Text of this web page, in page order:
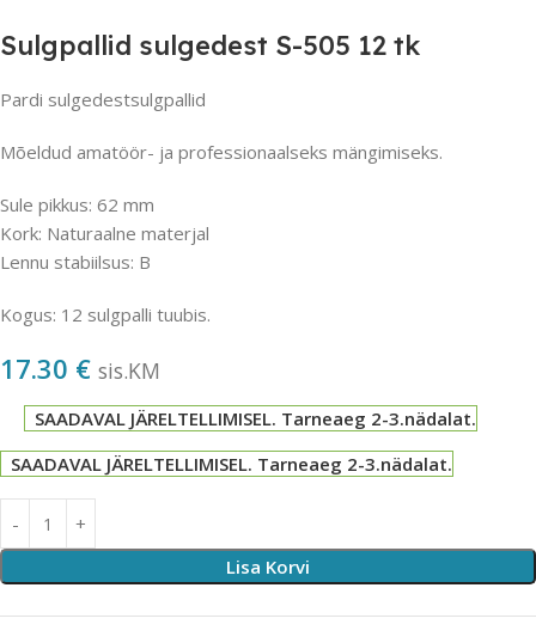
Sulgpallid sulgedest S-505 12 tk
Pardi sulgedestsulgpallid
Mõeldud amatöör- ja professionaalseks mängimiseks.
Sule pikkus: 62 mm
Kork: Naturaalne materjal
Lennu stabiilsus: B
Kogus: 12 sulgpalli tuubis.
17.30 € sis.KM
SAADAVAL JÄRELTELLIMISEL. Tarneaeg 2-3.nädalat.
SAADAVAL JÄRELTELLIMISEL. Tarneaeg 2-3.nädalat.
Lisa Korvi